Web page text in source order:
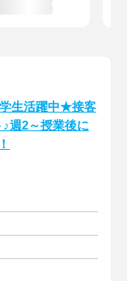
学生活躍中★接客
週2～授業後に